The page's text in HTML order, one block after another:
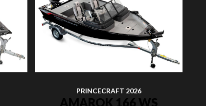
PRINCECRAFT 2026
AMAROK 166 WS